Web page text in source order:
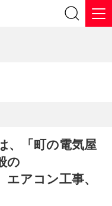
、「町の電気屋
の
アコン工事、